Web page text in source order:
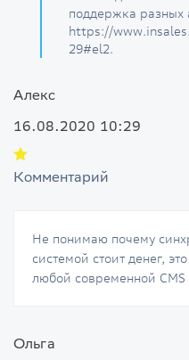
поддержка разных
https://
29#el2.
Алекс
16.08.2020 10:29
Комментарий
Не понимаю почему
системой стоит денег,
любой современной CMS
Ольга